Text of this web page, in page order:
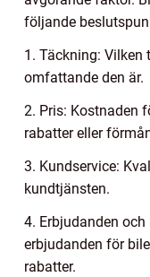
följande
1. Täckning:
omfattande den är.
2. Pris: Kostnaden
rabatter eller
3. Kundservice:
kundtjänsten.
4. Erbjudanden
erbjudanden för
rabatter.